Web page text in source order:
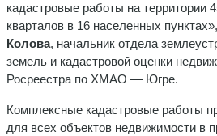
кадастровые работы на территории
кварталов в 16 населенных
Колова, начальник отдела
земель и кадастровой оценки
Росреестра по ХМАО — Югре.
Комплексные кадастровые работы
для всех объектов недвижимости в